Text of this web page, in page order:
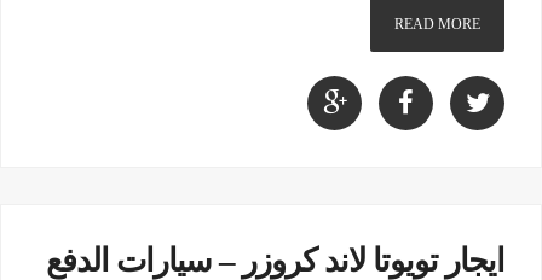
READ MORE
ايجار تويوتا لاند كروزر – سيارات الدفع